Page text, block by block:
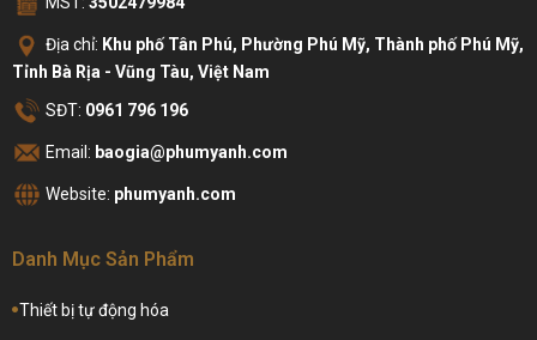
Địa chỉ: Khu phố Tân Phú, Phường Phú Mỹ, Thành phố Phú Mỹ,
Tỉnh Bà Rịa - Vũng Tàu, Việt Nam
SĐT: 0961 796 196
Email: baogia@phumyanh.com
Website: phumyanh.com
Danh Mục Sản Phẩm
Thiết bị tự động hóa